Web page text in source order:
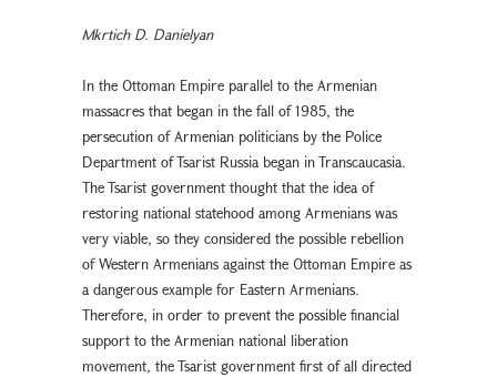
Mkrtich D. Danielyan
In the Ottoman Empire parallel to the Armenian
massacres that began in the fall of 1985, the
persecution of Armenian politicians by the Police
Department of Tsarist Russia began in Transcaucasia.
The Tsarist government thought that the idea of
restoring national statehood among Armenians was
very viable, so they considered the possible rebellion
of Western Armenians against the Ottoman Empire as
a dangerous example for Eastern Armenians.
Therefore, in order to prevent the possible financial
support to the Armenian national liberation
movement, the Tsarist government first of all directed